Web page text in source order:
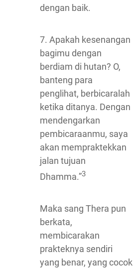
dengan baik.
7. Apakah kesenangan
bagimu dengan
berdiam di hutan? O,
banteng para
penglihat, berbicaralah
ketika ditanya. Dengan
mendengarkan
pembicaraanmu, saya
akan mempraktekkan
jalan tujuan
Dhamma.”3
Maka sang Thera pun
berkata,
membicarakan
prakteknya sendiri
yang benar, yang cocok